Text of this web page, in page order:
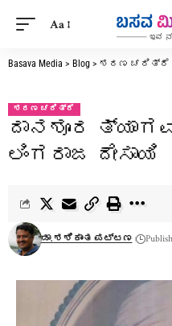
Aa
Basava Media > Blog > ಶರಣ ಚರಿತ್ರೆ
ಶರಣ ಚರಿತ್ರೆ
ದಾನಶೂರ
ಲಿಂಗರಾಜ ದೇಸಾಯಿ
ಡಾ. ಶಶಿಕಾಂತ ಪಟ್ಟಣ